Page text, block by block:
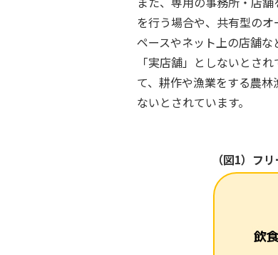
を行う場合や、共有型の
ペースやネット上の店舗
「実店舗」としないとさ
て、耕作や漁業をする農
ないとされています。
（図1）フ